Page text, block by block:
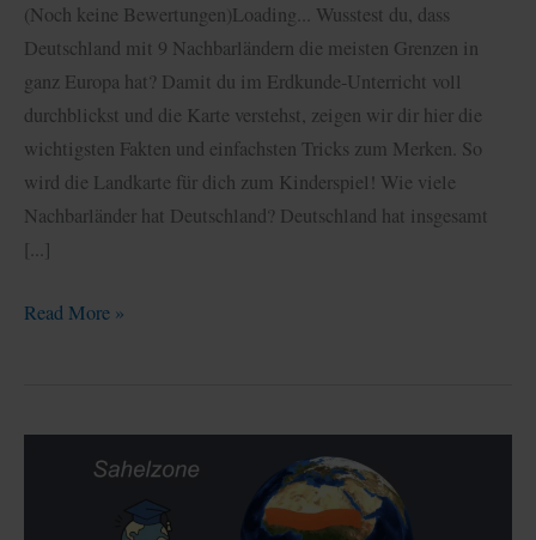
(Noch keine Bewertungen)Loading... Wusstest du, dass
Deutschland mit 9 Nachbarländern die meisten Grenzen in
ganz Europa hat? Damit du im Erdkunde-Unterricht voll
durchblickst und die Karte verstehst, zeigen wir dir hier die
wichtigsten Fakten und einfachsten Tricks zum Merken. So
wird die Landkarte für dich zum Kinderspiel! Wie viele
Nachbarländer hat Deutschland? Deutschland hat insgesamt
[...]
Nachbarländer
Read More »